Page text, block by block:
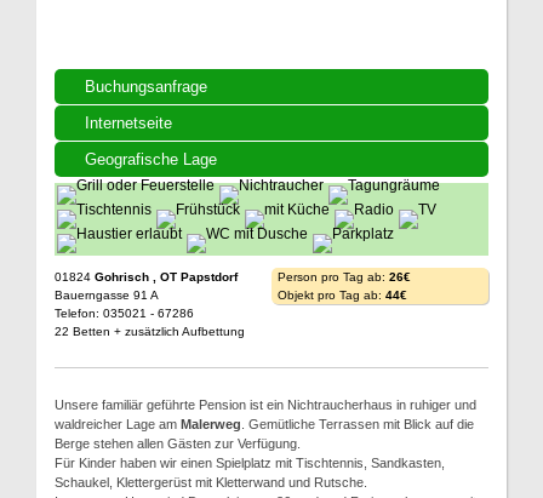
Buchungsanfrage
Internetseite
Geografische Lage
01824 Gohrisch , OT Papstdorf
Bauerngasse 91 A
Telefon: 035021 - 67286
22 Betten + zusätzlich Aufbettung
Person pro Tag ab: 26€
Objekt pro Tag ab: 44€
Unsere familiär geführte Pension ist ein Nichtraucherhaus in ruhiger und
waldreicher Lage am Malerweg . Gemütliche Terrassen mit Blick auf die
Berge stehen allen Gästen zur Verfügung.
Für Kinder haben wir einen Spielplatz mit Tischtennis, Sandkasten,
Schaukel, Klettergerüst mit Kletterwand und Rutsche.